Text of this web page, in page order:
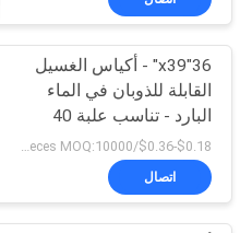
أكياس
للذوبان في
72
36"x39" - أكياس الغسيل
القابلة للذوبان في الماء
البارد - تناسب علبة 40
جالون وحتى سلة 25 "
اتصال